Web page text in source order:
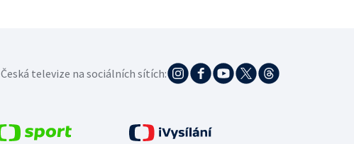
Česká televize na sociálních sítích: